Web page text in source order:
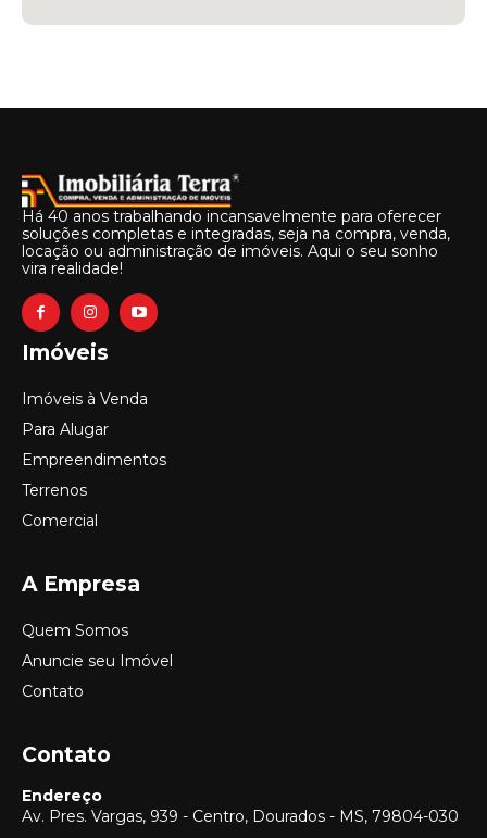
Há 40 anos trabalhando incansavelmente para oferecer
soluções completas e integradas, seja na compra, venda,
locação ou administração de imóveis. Aqui o seu sonho
vira realidade!
Imóveis
Imóveis à Venda
Para Alugar
Empreendimentos
Terrenos
Comercial
A Empresa
Quem Somos
Anuncie seu Imóvel
Contato
Contato
Endereço
Av. Pres. Vargas, 939 - Centro, Dourados - MS, 79804-030